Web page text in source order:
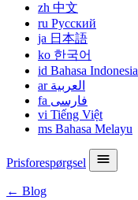
zh 中文
ru Русский
ja 日本語
ko 한국어
id Bahasa Indonesia
ar العربية
fa فارسی
vi Tiếng Việt
ms Bahasa Melayu
Prisforespørgsel
← Blog